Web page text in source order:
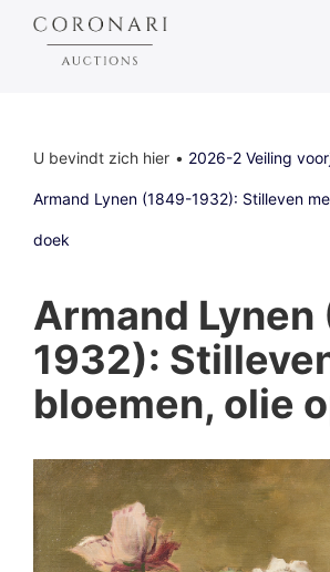
U bevindt zich hier 2026-2 Veiling
Armand Lynen (1849-1932): Stilleven
doek
Armand
1932):
bloemen, olie